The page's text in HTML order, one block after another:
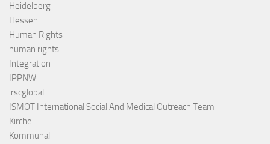
Heidelberg
Hessen
Human Rights
human rights
Integration
IPPNW
irscglobal
ISMOT International Social And Medical Outreach Team
Kirche
Kommunal